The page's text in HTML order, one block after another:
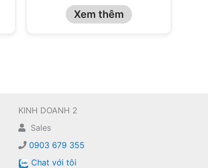
Xem thêm
KINH DOANH 2
Sales
0903 679 355
Chat với tôi